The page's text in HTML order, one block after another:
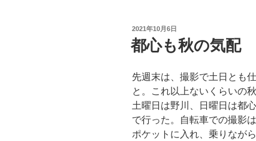
投
稿
日:
2021年10月6日
都心も秋の気配
先週末は、撮影で土日とも
と。これ以上ないくらいの
土曜日は野川、日曜日は都
で行った。自転車での撮影
ポケットに入れ、乗りなが